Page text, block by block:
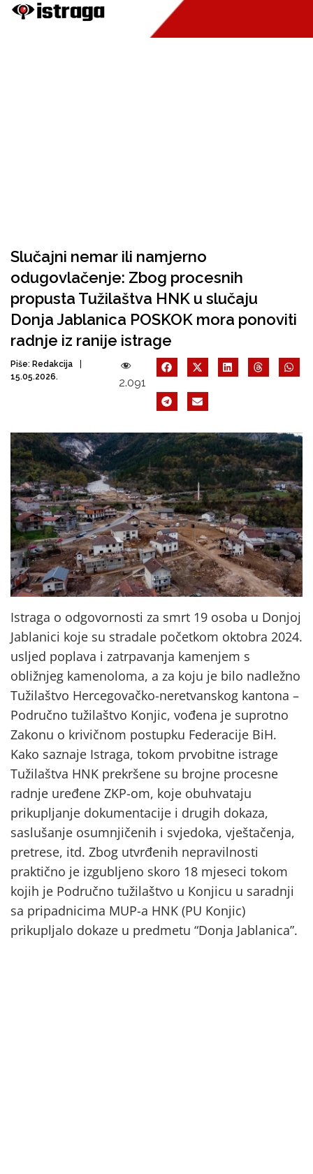
Slučajni nemar ili namjerno
odugovlačenje: Zbog procesnih
propusta Tužilaštva HNK u slučaju
Donja Jablanica POSKOK mora ponoviti
radnje iz ranije istrage
Piše: Redakcija
15.05.2026.
2.091
Istraga o odgovornosti za smrt 19 osoba u Donjoj
Jablanici koje su stradale početkom oktobra 2024.
usljed poplava i zatrpavanja kamenjem s
obližnjeg kamenoloma, a za koju je bilo nadležno
Tužilaštvo Hercegovačko-neretvanskog kantona –
Područno tužilaštvo Konjic, vođena je suprotno
Zakonu o krivičnom postupku Federacije BiH.
Kako saznaje Istraga, tokom prvobitne istrage
Tužilaštva HNK prekršene su brojne procesne
radnje uređene ZKP-om, koje obuhvataju
prikupljanje dokumentacije i drugih dokaza,
saslušanje osumnjičenih i svjedoka, vještačenja,
pretrese, itd. Zbog utvrđenih nepravilnosti
praktično je izgubljeno skoro 18 mjeseci tokom
kojih je Područno tužilaštvo u Konjicu u saradnji
sa pripadnicima MUP-a HNK (PU Konjic)
prikupljalo dokaze u predmetu “Donja Jablanica”.